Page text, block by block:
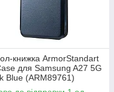
книжка ArmorStandart
для Samsung A27 5G
Blue (ARM89761)